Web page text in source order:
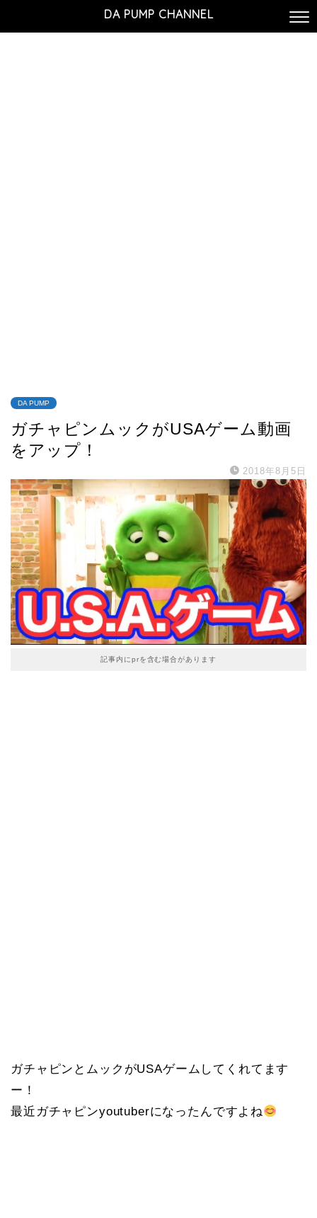
DA PUMP CHANNEL
DA PUMP
ガチャピンムックがUSAゲーム動画
をアップ！
2018年8月5日
記事内にprを含む場合があります
ガチャピンとムックがUSAゲームしてくれてます
ー！
最近ガチャピンyoutuberになったんですよね